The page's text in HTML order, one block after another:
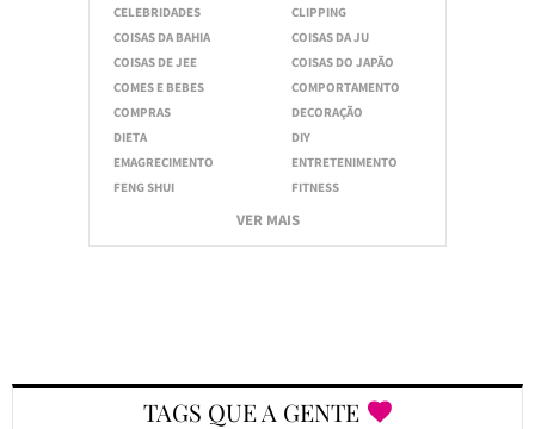
CELEBRIDADES
CLIPPING
COISAS DA BAHIA
COISAS DA JU
COISAS DE JEE
COISAS DO JAPÃO
COMES E BEBES
COMPORTAMENTO
COMPRAS
DECORAÇÃO
DIETA
DIY
EMAGRECIMENTO
ENTRETENIMENTO
FENG SHUI
FITNESS
VER MAIS
TAGS QUE A GENTE